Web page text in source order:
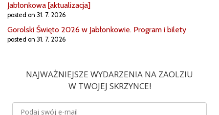
Jabłonkowa [aktualizacja]
posted on 31. 7. 2026
Gorolski Święto 2026 w Jabłonkowie. Program i bilety
posted on 31. 7. 2026
NAJWAŻNIEJSZE WYDARZENIA NA ZAOLZIU
W TWOJEJ SKRZYNCE!